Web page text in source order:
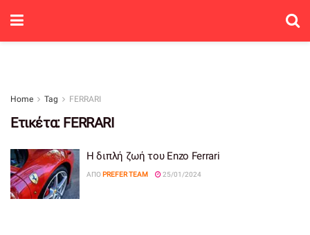
Home Tag FERRARI
Ετικέτα: FERRARI
Η διπλή ζωή του Enzo Ferrari
ΑΠΌ PREFER TEAM 25/01/2024